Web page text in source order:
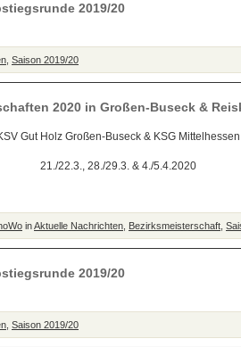
2019/20
Saison 2019/20
2020 in Großen-Buseck &
Gut Holz Großen-Buseck & KSG Mittelhessen
21./22.3., 28./29.3. & 4./5.4.2020
inAktuelle Nachrichten Bezirksmeisterschaft
2019/20
Saison 2019/20